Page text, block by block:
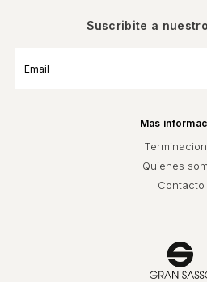
Suscribite a
Mas
Quienes
Contacto